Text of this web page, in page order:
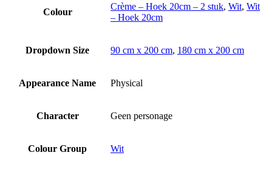
Colour
Crème – Hoek 20cm – 2 stuk, Wit, Wit
– Hoek 20cm
Dropdown Size 90 cm x 200 cm, 180 cm x 200 cm
Appearance Name Physical
Character Geen personage
Colour Group Wit